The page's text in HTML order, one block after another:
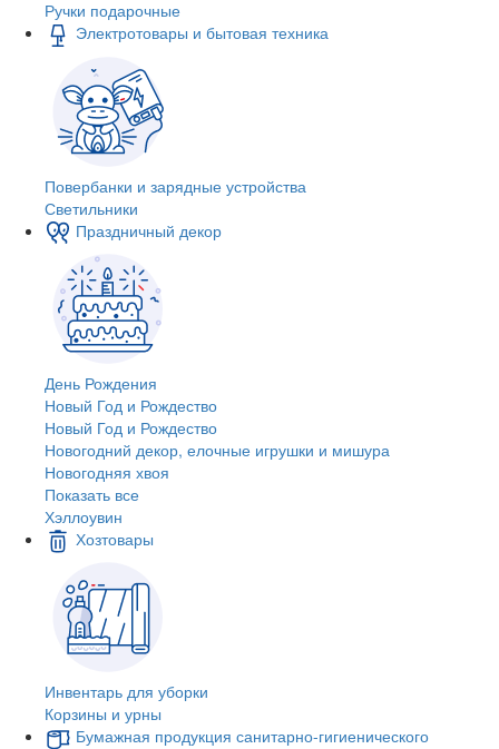
Ручки подарочные
Электротовары и бытовая техника
Повербанки и зарядные устройства
Светильники
Праздничный декор
День Рождения
Новый Год и Рождество
Новый Год и Рождество
Новогодний декор, елочные игрушки и мишура
Новогодняя хвоя
Показать все
Хэллоувин
Хозтовары
Инвентарь для уборки
Корзины и урны
Бумажная продукция санитарно-гигиенического